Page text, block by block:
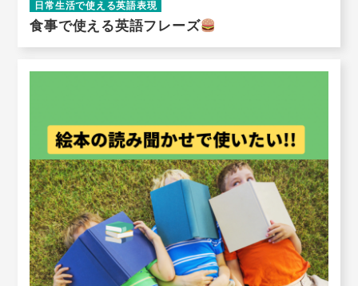
日常生活で使える英語表現
食事で使える英語フレーズ